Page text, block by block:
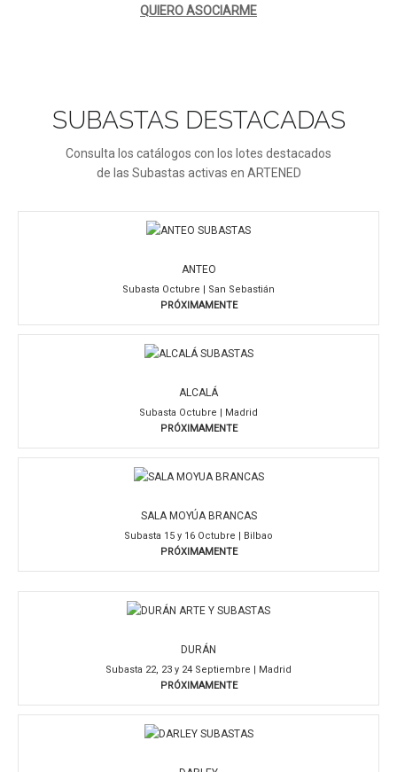
QUIERO ASOCIARME
SUBASTAS DESTACADAS
Consulta los catálogos con los lotes destacados
de las Subastas activas en ARTENED
ANTEO
Subasta Octubre | San Sebastián
PRÓXIMAMENTE
ALCALÁ
Subasta Octubre | Madrid
PRÓXIMAMENTE
SALA MOYÚA BRANCAS
Subasta 15 y 16 Octubre | Bilbao
PRÓXIMAMENTE
DURÁN
Subasta 22, 23 y 24 Septiembre | Madrid
PRÓXIMAMENTE